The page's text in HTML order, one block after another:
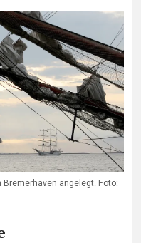
angelegt. Foto: